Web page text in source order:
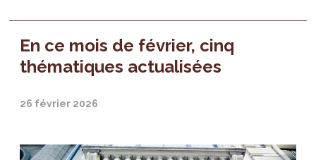
En ce mois de février, cinq
thématiques actualisées
26 février 2026